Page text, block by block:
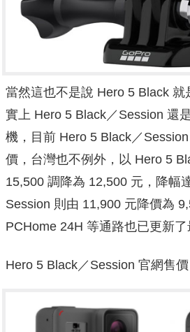
當然這也不是說 Hero 5 Black
實上 Hero 5 Black／Session 還
機，目前 Hero 5 Black／
價，台灣也不例外，以 Hero 5
15,500 調降為 12,500 元，降幅
Session 則由 11,900 元降價為
PCHome 24H 等通路也已更新了
Hero 5 Black／Session 官網售價